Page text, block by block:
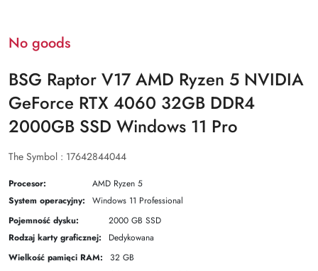
No goods
BSG Raptor V17 AMD Ryzen 5 NVIDIA
GeForce RTX 4060 32GB DDR4
2000GB SSD Windows 11 Pro
The Symbol : 17642844044
Procesor:
AMD Ryzen 5
System operacyjny:
Windows 11 Professional
Pojemność dysku:
2000 GB SSD
Rodzaj karty graficznej:
Dedykowana
Wielkość pamięci RAM:
32 GB